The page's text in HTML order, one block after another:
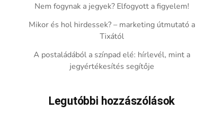
Nem fogynak a jegyek? Elfogyott a figyelem!
Mikor és hol hirdessek? – marketing útmutató a
Tixától
A postaládából a színpad elé: hírlevél, mint a
jegyértékesítés segítője
Legutóbbi hozzászólások